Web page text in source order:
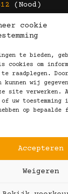
cookie
te bieden,
cookies om
raadplegen.
kunnen wij
site verwerken.
of uw
op bepaalde
Accepteren
Weigeren
(Nood)
© 2025
Algemene